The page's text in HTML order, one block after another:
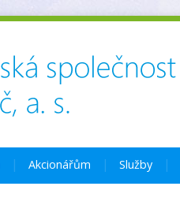
Akcionářům Služby